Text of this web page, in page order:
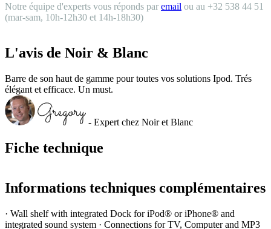
Notre équipe d'experts vous réponds par email ou au +32 538 44 51
(mar-sam, 10h-12h30 et 14h-18h30)
Fiche technique
Informations techniques complémentaires
· Wall shelf with integrated Dock for iPod® or iPhone® and
integrated sound system · Connections for TV, Computer and MP3
L'avis de Noir & Blanc
Barre de son haut de gamme pour toutes vos solutions Ipod. Trés
élégant et efficace. Un must.
- Expert chez Noir et Blanc